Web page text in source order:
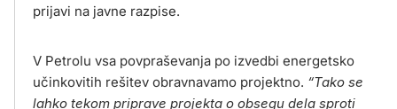
prijavi na javne razpise.
V Petrolu vsa povpraševanja po izvedbi energetsko
učinkovitih rešitev obravnavamo projektno. “Tako se
lahko tekom priprave projekta o obsegu dela sproti